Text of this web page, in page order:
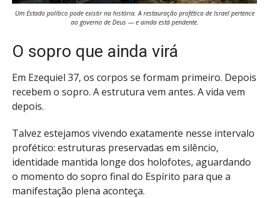
Um Estado político pode existir na história. A restauração profética de Israel pertence
ao governo de Deus — e ainda está pendente.
O sopro que ainda virá
Em Ezequiel 37, os corpos se formam primeiro. Depois
recebem o sopro. A estrutura vem antes. A vida vem
depois.
Talvez estejamos vivendo exatamente nesse intervalo
profético: estruturas preservadas em silêncio,
identidade mantida longe dos holofotes, aguardando
o momento do sopro final do Espírito para que a
manifestação plena aconteça.